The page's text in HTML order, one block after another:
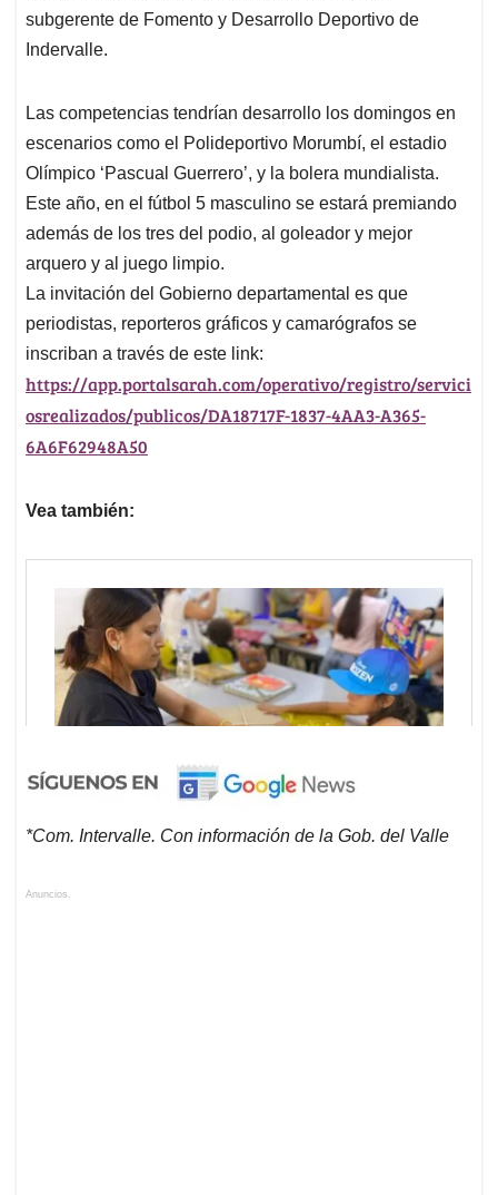
subgerente de Fomento y Desarrollo Deportivo de
Indervalle.
Las competencias tendrían desarrollo los domingos en
escenarios como el Polideportivo Morumbí, el estadio
Olímpico ‘Pascual Guerrero’, y la bolera mundialista.
Este año, en el fútbol 5 masculino se estará premiando
además de los tres del podio, al goleador y mejor
arquero y al juego limpio.
La invitación del Gobierno departamental es que
periodistas, reporteros gráficos y camarógrafos se
inscriban a través de este link:
https://app.portalsarah.com/operativo/registro/servici
osrealizados/publicos/DA18717F-1837-4AA3-A365-
6A6F62948A50
Vea también:
*Com. Intervalle. Con información de la Gob. del Valle
Anuncios.